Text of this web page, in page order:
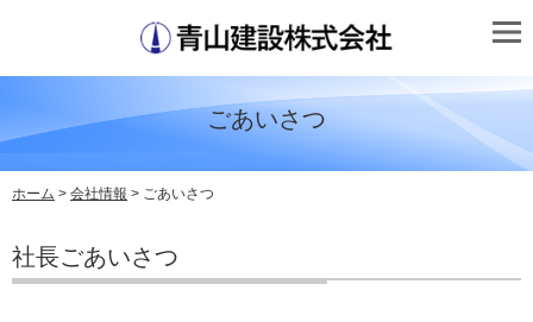
ごあいさつ
ホーム > 会社情報 > ごあいさつ
社長ごあいさつ